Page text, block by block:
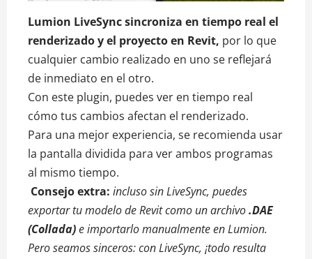
Lumion LiveSync sincroniza en tiempo real el
renderizado y el proyecto en Revit, por lo que
cualquier cambio realizado en uno se reflejará
de inmediato en el otro.
Con este plugin, puedes ver en tiempo real
cómo tus cambios afectan el renderizado.
Para una mejor experiencia, se recomienda usar
la pantalla dividida para ver ambos programas
al mismo tiempo.
Consejo extra: incluso sin LiveSync, puedes
exportar tu modelo de Revit como un archivo.DAE
(Collada)e importarlo manualmente en Lumion.
Pero seamos sinceros: con LiveSync, ¡todo resulta